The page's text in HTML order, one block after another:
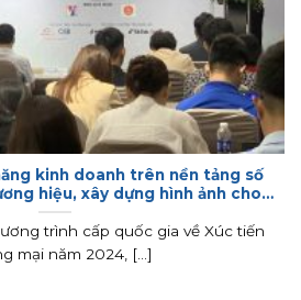
kinh doanh trên nền tảng số
hiệu, xây dựng hình ảnh cho
nghiệp, hợp tác xã
trình cấp quốc gia về Xúc tiến
mại năm 2024, [...]